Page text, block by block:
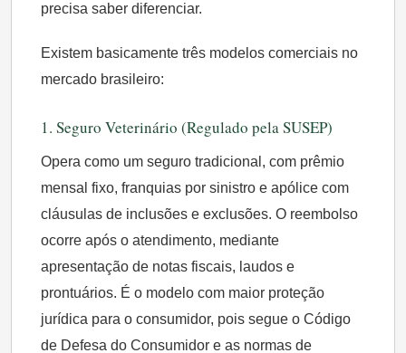
precisa saber diferenciar.
Existem basicamente três modelos comerciais no
mercado brasileiro:
1. Seguro Veterinário (Regulado pela SUSEP)
Opera como um seguro tradicional, com prêmio
mensal fixo, franquias por sinistro e apólice com
cláusulas de inclusões e exclusões. O reembolso
ocorre após o atendimento, mediante
apresentação de notas fiscais, laudos e
prontuários. É o modelo com maior proteção
jurídica para o consumidor, pois segue o Código
de Defesa do Consumidor e as normas de